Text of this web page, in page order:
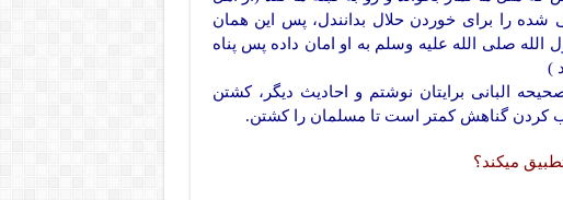
را برای خوردن حلال بدانندل، پس این همان
صلی الله علیه وسلم به او امان داده پس پناه
)
البانی برایتان نوشتم و احادیث دیگر، کشتن
کردن گناهش کمتر است تا مسلمان را کشتن.